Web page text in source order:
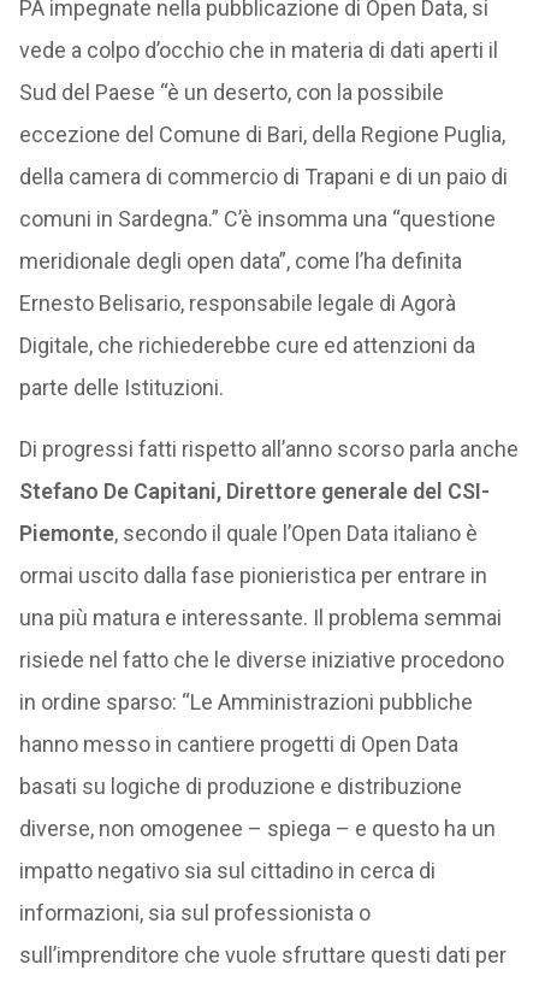
PA impegnate nella pubblicazione di Open Data, si
vede a colpo d’occhio che in materia di dati aperti il
Sud del Paese “è un deserto, con la possibile
eccezione del Comune di Bari, della Regione Puglia,
della camera di commercio di Trapani e di un paio di
comuni in Sardegna.” C’è insomma una “questione
meridionale degli open data”, come l’ha definita
Ernesto Belisario, responsabile legale di Agorà
Digitale, che richiederebbe cure ed attenzioni da
parte delle Istituzioni.
Di progressi fatti rispetto all’anno scorso parla anche
Stefano De Capitani, Direttore generale del CSI-
Piemonte, secondo il quale l’Open Data italiano è
ormai uscito dalla fase pionieristica per entrare in
una più matura e interessante. Il problema semmai
risiede nel fatto che le diverse iniziative procedono
in ordine sparso: “Le Amministrazioni pubbliche
hanno messo in cantiere progetti di Open Data
basati su logiche di produzione e distribuzione
diverse, non omogenee – spiega – e questo ha un
impatto negativo sia sul cittadino in cerca di
informazioni, sia sul professionista o
sull’imprenditore che vuole sfruttare questi dati per